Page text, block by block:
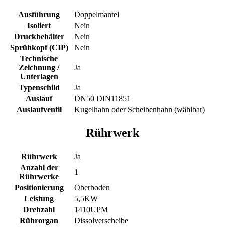
Ausführung
Doppelmantel
Isoliert
Nein
Druckbehälter
Nein
Sprühkopf (CIP)
Nein
Technische
Zeichnung /
Unterlagen
Ja
Typenschild
Ja
Auslauf
DN50 DIN11851
Auslaufventil
Kugelhahn oder Scheibenhahn (wählbar)
Rührwerk
Rührwerk
Ja
Anzahl der
Rührwerke
1
Positionierung
Oberboden
Leistung
5,5KW
Drehzahl
1410UPM
Rührorgan
Dissolverscheibe